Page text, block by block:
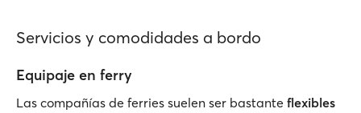
Servicios y comodidades a bordo
Equipaje en ferry
Las compañías de ferries suelen ser bastante flexibles